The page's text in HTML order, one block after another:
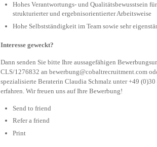
Hohes Verantwortungs- und Qualitätsbewusstsein
strukturierter und ergebnisorientierter Arbeitsweise
Hohe Selbstständigkeit im Team sowie sehr
Interesse geweckt?
Dann senden Sie bitte Ihre aussagefähigen
CLS/1276832 an bewerbung@cobaltrecruitment.com
spezialisierte Beraterin Claudia Schmalz unter +49
erfahren. Wir freuen uns auf Ihre Bewerbung!
Send to friend
Refer a friend
Print